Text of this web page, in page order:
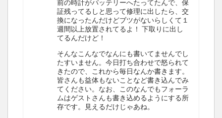
前の時計がバッテリーへたってたんで、保
証残ってるしと思って修理に出したら、交
換になったんだけどブツがないらしくて１
週間以上放置されてるよ！ 下取りに出し
てるんだけど！
そんなこんなでなんにも書いてませんでし
たすいません。今日打ち合わせで怒られて
きたので、これから毎日なんか書きます。
皆さんも益体もないことなど書き込んでみ
てください。なお、このなんでもフォーラ
ムはゲストさんも書き込めるようにする所
存です。見えるだけじゃあね。